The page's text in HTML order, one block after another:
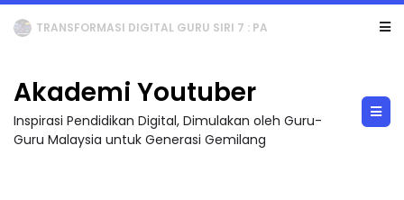
MAJLIS ANUGERAH FFK (FESTIVAL LENSA PENDIDIKAN - FLeP) 2026
Akademi Youtuber
Inspirasi Pendidikan Digital, Dimulakan oleh Guru-
Guru Malaysia untuk Generasi Gemilang